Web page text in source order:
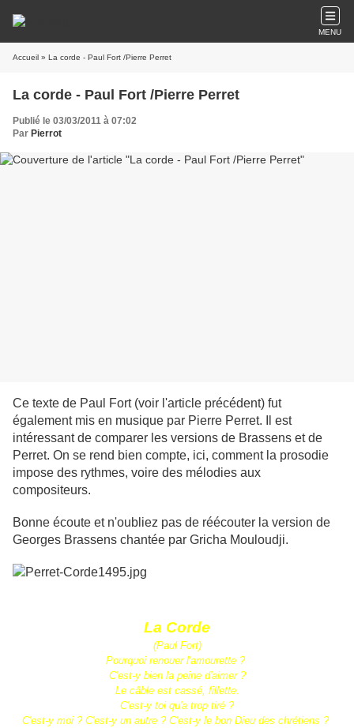
MENU
Accueil » La corde - Paul Fort /Pierre Perret
La corde - Paul Fort /Pierre Perret
Publié le 03/03/2011 à 07:02
Par Pierrot
Ce texte de Paul Fort (voir l'article précédent) fut
également mis en musique par Pierre Perret. Il est
intéressant de comparer les versions de Brassens et de
Perret. On se rend bien compte, ici, comment la prosodie
impose des rythmes, voire des mélodies aux
compositeurs.
Bonne écoute et n'oubliez pas de réécouter la version de
Georges Brassens chantée par Gricha Mouloudji.
La Corde
(Paul Fort)
Pourquoi renouer l'amourette ?
C'est-y bien la peine d'aimer ?
Le câble est cassé, fillette.
C'est-y toi qu'a trop tiré ?
C'est-y moi ? C'est-y un autre ? C'est-y le bon Dieu des chrétiens ?